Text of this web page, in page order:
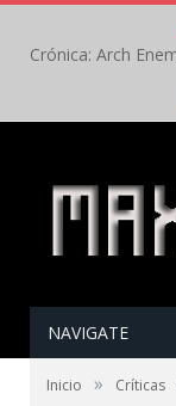
NAVIGATE
Inicio » Críticas